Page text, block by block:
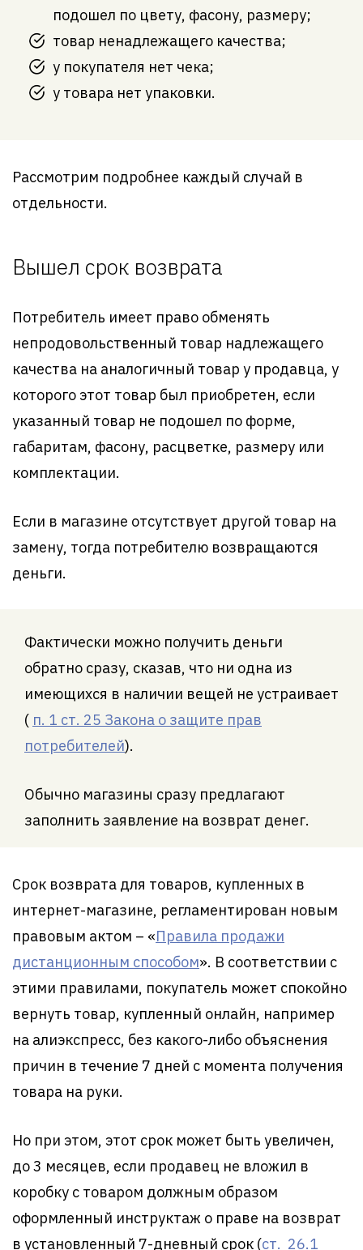
подошел по цвету, фасону, размеру;
товар ненадлежащего качества;
у покупателя нет чека;
у товара нет упаковки.
Рассмотрим подробнее каждый случай в
отдельности.
Вышел срок возврата
Потребитель имеет право обменять
непродовольственный товар надлежащего
качества на аналогичный товар у продавца, у
которого этот товар был приобретен, если
указанный товар не подошел по форме,
габаритам, фасону, расцветке, размеру или
комплектации.
Если в магазине отсутствует другой товар на
замену, тогда потребителю возвращаются
деньги.
Фактически можно получить деньги
обратно сразу, сказав, что ни одна из
имеющихся в наличии вещей не устраивает
( п. 1 ст. 25 Закона о защите прав
потребителей).
Обычно магазины сразу предлагают
заполнить заявление на возврат денег.
Срок возврата для товаров, купленных в
интернет-магазине, регламентирован новым
правовым актом – «Правила продажи
дистанционным способом». В соответствии с
этими правилами, покупатель может спокойно
вернуть товар, купленный онлайн, например
на алиэкспресс, без какого-либо объяснения
причин в течение 7 дней с момента получения
товара на руки.
Но при этом, этот срок может быть увеличен,
до 3 месяцев, если продавец не вложил в
коробку с товаром должным образом
оформленный инструктаж о праве на возврат
в установленный 7-дневный срок (ст. 26.1